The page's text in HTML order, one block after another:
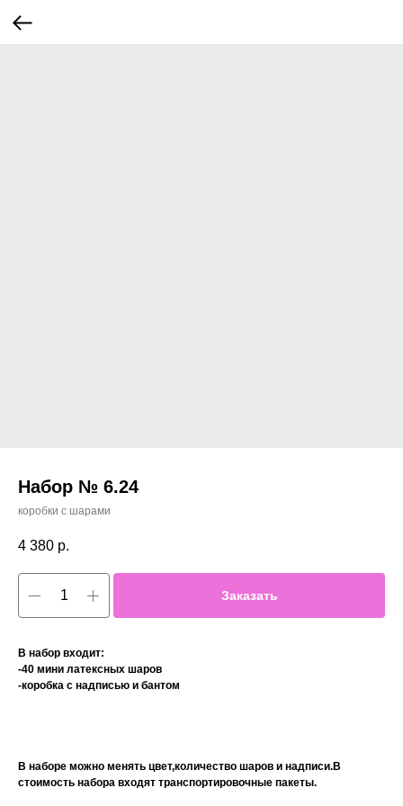
Набор № 6.24
коробки с шарами
4 380 р.
Заказать
В набор входит:
-40 мини латексных шаров
-коробка с надписью и бантом
В наборе можно менять цвет,количество шаров и надписи.В
стоимость набора входят транспортировочные пакеты.